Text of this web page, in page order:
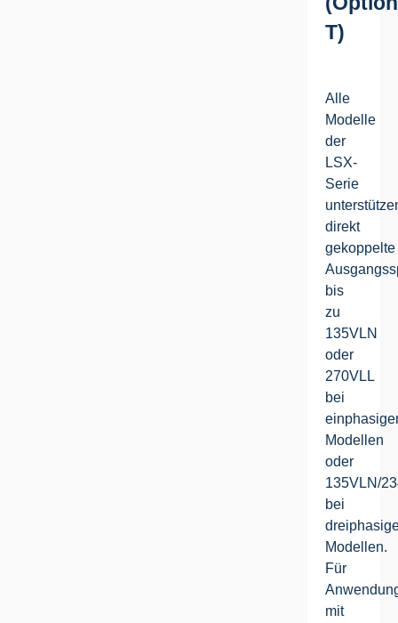
T)
Alle
Modelle
der
LSX-
Serie
direkt
gekoppelte
bis
zu
135VLN
oder
270VLL
bei
Modellen
oder
135VLN/
bei
Modellen.
Für
mit